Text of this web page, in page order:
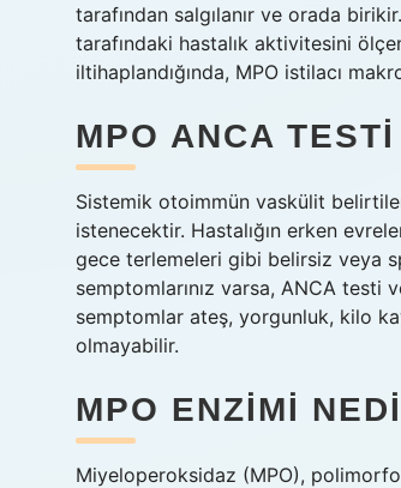
tarafından salgılanır ve orada
tarafındaki hastalık aktivitesini
iltihaplandığında, MPO istilacı
MPO ANCA
Sistemik otoimmün vaskülit
istenecektir. Hastalığın erken
gece terlemeleri gibi belirsiz veya
semptomlarınız varsa, ANCA testi
semptomlar ateş, yorgunluk, kilo
olmayabilir.
MPO ENZIMI
Miyeloperoksidaz (MPO),